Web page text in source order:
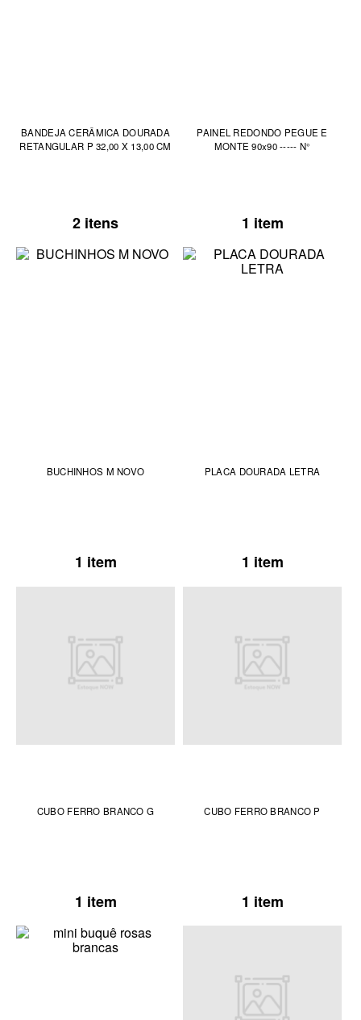
BANDEJA CERÂMICA DOURADA
RETANGULAR P 32,00 X 13,00 CM
2 itens
PAINEL REDONDO PEGUE E
MONTE 90x90 ----- N°
1 item
BUCHINHOS M NOVO
1 item
PLACA DOURADA LETRA
1 item
CUBO FERRO BRANCO G
1 item
CUBO FERRO BRANCO P
1 item